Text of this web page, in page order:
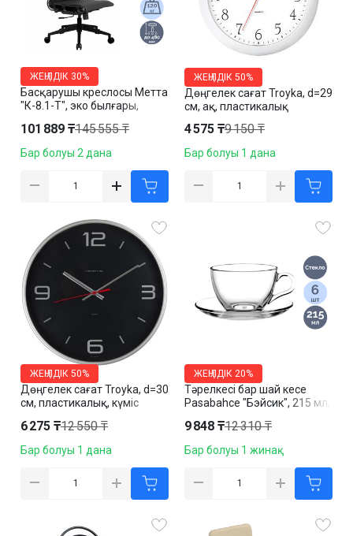
Басқарушы креслосы Метта
"К-8.1-Т", эко былғары,
ЖЕҢІЛДІК 30%
101 889 ₸145 555 ₸
Бар болуы 2 дана
Дөңгелек сағат Troyka, d=29
см, ақ, пластикалық
ЖЕҢІЛДІК 50%
4 575 ₸9 150 ₸
Бар болуы 1 дана
Дөңгелек сағат Troyka, d=30
см, пластикалық, күміс
ЖЕҢІЛДІК 50%
6 275 ₸12 550 ₸
Бар болуы 1 дана
Тәрелкесі бар шай кесе
Pasabahce "Бэйсик", 215 мл,
арналған
ЖЕҢІЛДІК 20%
9 848 ₸12 310 ₸
Бар болуы 1 жинақ